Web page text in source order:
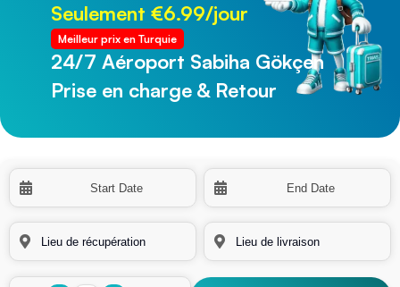
Seulement €6.99/jour
Meilleur prix en Turquie
24/7 Aéroport Sabiha Gökçen
Prise en charge & Retour
24/7 Aéroport de Trabzon
Prise en charge & Retour